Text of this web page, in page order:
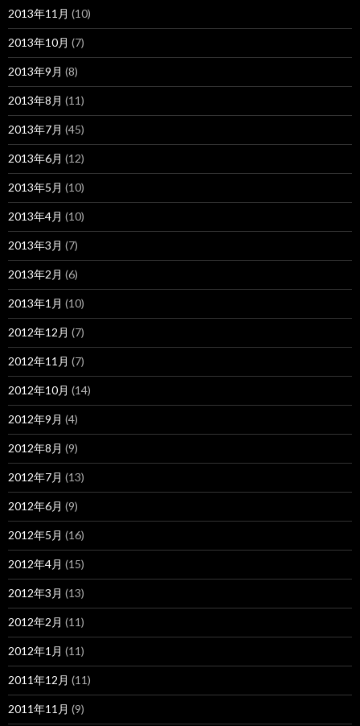
2013年11月 (10)
2013年10月 (7)
2013年9月 (8)
2013年8月 (11)
2013年7月 (45)
2013年6月 (12)
2013年5月 (10)
2013年4月 (10)
2013年3月 (7)
2013年2月 (6)
2013年1月 (10)
2012年12月 (7)
2012年11月 (7)
2012年10月 (14)
2012年9月 (4)
2012年8月 (9)
2012年7月 (13)
2012年6月 (9)
2012年5月 (16)
2012年4月 (15)
2012年3月 (13)
2012年2月 (11)
2012年1月 (11)
2011年12月 (11)
2011年11月 (9)